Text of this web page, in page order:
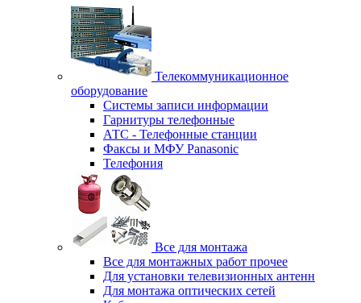
Телекоммуникационное
оборудование
Системы записи информации
Гарнитуры телефонные
АТС - Телефонные станции
Факсы и МФУ Panasonic
Телефония
Все для монтажа
Все для монтажных работ прочее
Для установки телевизионных антенн
Для монтажа оптических сетей